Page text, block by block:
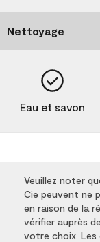
Nettoyage
Eau et savon
Veuillez noter
Cie peuvent ne
en raison de la
vérifier auprès
votre choix. Les